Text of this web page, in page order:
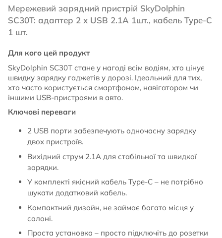
Мережевий зарядний пристрій SkyDolphin
SC30T: адаптер 2 x USB 2.1A 1шт., кабель Type-C
1 шт.
Для кого цей продукт
SkyDolphin SC30T стане у нагоді всім водіям, хто цінує
швидку зарядку гаджетів у дорозі. Ідеальний для тих,
хто часто користується смартфоном, навігатором чи
іншими USB-пристроями в авто.
Ключові переваги
2 USB порти забезпечують одночасну зарядку
двох пристроїв.
Вихідний струм 2.1A для стабільної та швидкої
зарядки.
У комплекті якісний кабель Type-C – не потрібно
шукати додатковий кабель.
Компактний дизайн, не займає багато місця у
салоні.
Проста установка – просто підключіть до розетки